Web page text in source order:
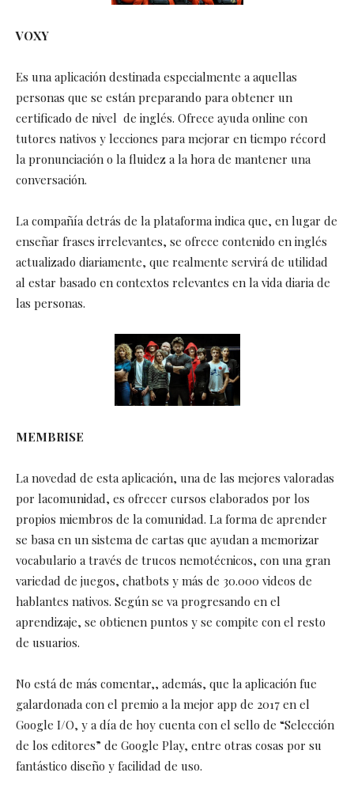
VOXY
Es una aplicación destinada especialmente a aquellas
personas que se están preparando para obtener un
certificado de nivel de inglés. Ofrece ayuda online con
tutores nativos y lecciones para mejorar en tiempo récord
la pronunciación o la fluidez a la hora de mantener una
conversación.
La compañía detrás de la plataforma indica que, en lugar de
enseñar frases irrelevantes, se ofrece contenido en inglés
actualizado diariamente, que realmente servirá de utilidad
al estar basado en contextos relevantes en la vida diaria de
las personas.
MEMBRISE
La novedad de esta aplicación, una de las mejores valoradas
por lacomunidad, es ofrecer cursos elaborados por los
propios miembros de la comunidad. La forma de aprender
se basa en un sistema de cartas que ayudan a memorizar
vocabulario a través de trucos nemotécnicos, con una gran
variedad de juegos, chatbots y más de 30.000 videos de
hablantes nativos. Según se va progresando en el
aprendizaje, se obtienen puntos y se compite con el resto
de usuarios.
No está de más comentar,, además, que la aplicación fue
galardonada con el premio a la mejor app de 2017 en el
Google I/O, y a día de hoy cuenta con el sello de “Selección
de los editores” de Google Play, entre otras cosas por su
fantástico diseño y facilidad de uso.